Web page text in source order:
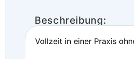
Beschreibung:
Vollzeit in einer Praxis